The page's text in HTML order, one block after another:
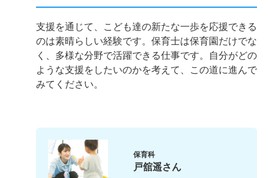
支援を通じて、こども達の新たな一歩を応援できる
のは素晴らしい経験です。保育士は保育園だけでな
く、多様な分野で活躍できる仕事です。自分がどの
ような支援をしたいのかを考えて、この道に進んで
みてください。
保育科
戸舘遥さん